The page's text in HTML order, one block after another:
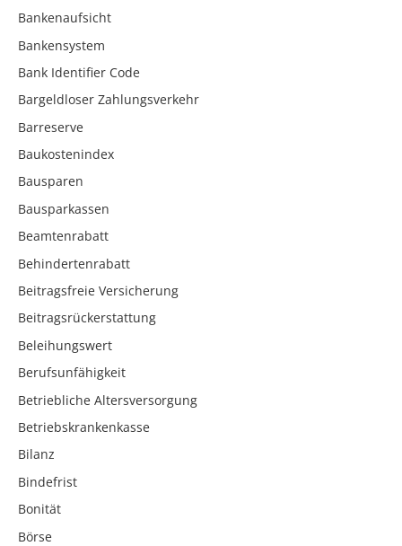
Bankenaufsicht
Bankensystem
Bank Identifier Code
Bargeldloser Zahlungsverkehr
Barreserve
Baukostenindex
Bausparen
Bausparkassen
Beamtenrabatt
Behindertenrabatt
Beitragsfreie Versicherung
Beitragsrückerstattung
Beleihungswert
Berufsunfähigkeit
Betriebliche Altersversorgung
Betriebskrankenkasse
Bilanz
Bindefrist
Bonität
Börse